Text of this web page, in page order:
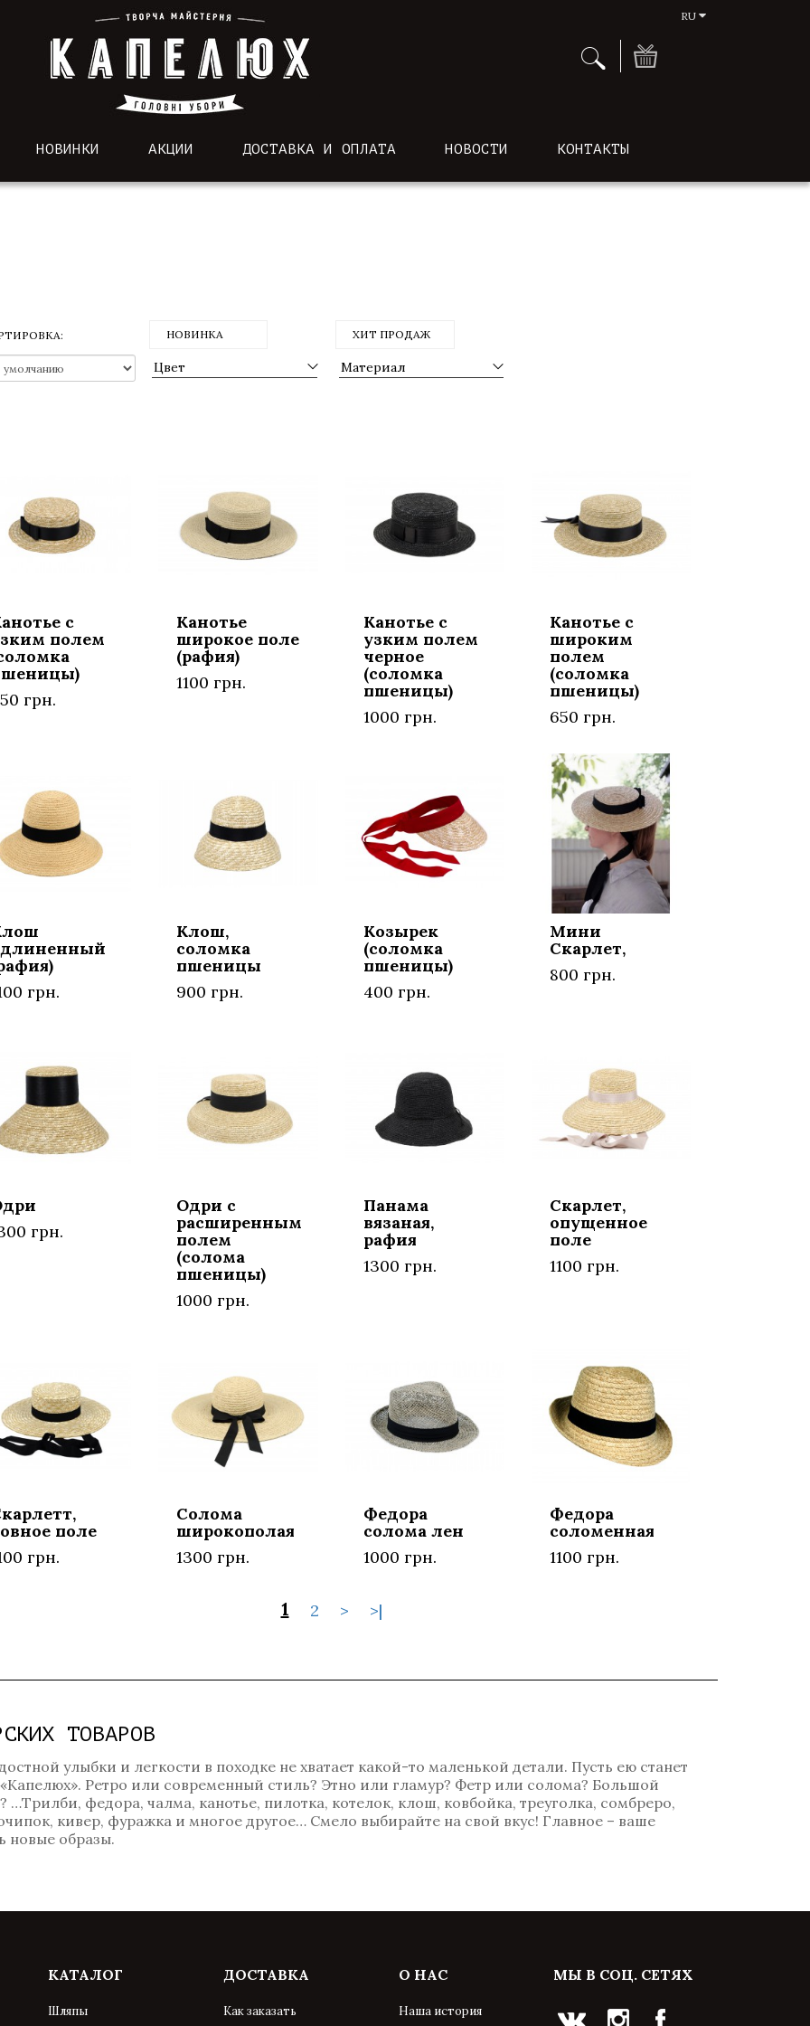
RU
НОВИНКИ АКЦИИ ДОСТАВКА И ОПЛАТА НОВОСТИ КОНТАКТЫ
НОВИНКА ХИТ ПРОДАЖ
Цвет Материал
с
полем
грн.
Канотье
широкое поле
(рафия)
1100 грн.
Канотье с
узким полем
черное
(соломка
пшеницы)
1000 грн.
Канотье с
широким
полем
(соломка
пшеницы)
650 грн.
грн.
Клош,
соломка
пшеницы
900 грн.
Козырек
(соломка
пшеницы)
400 грн.
Мини
Скарлет,
800 грн.
грн.
Одри с
расширенным
полем
(солома
пшеницы)
1000 грн.
Панама
вязаная,
рафия
1300 грн.
Скарлет,
опущенное
поле
1100 грн.
поле
грн.
Солома
широкополая
1300 грн.
Федора
солома лен
1000 грн.
Федора
соломенная
1100 грн.
1 2 > >|
ТОВАРОВ
улыбки и легкости в походке не хватает какой-то маленькой детали. Пусть ею станет
Ретро или современный стиль? Этно или гламур? Фетр или солома? Большой
федора, чалма, канотье, пилотка, котелок, клош, ковбойка, треуголка, сомбреро,
кивер, фуражка и многое другое… Смело выбирайте на свой вкус! Главное – ваше
новые образы.
КАТАЛОГ
Шляпы
ДОСТАВКА
Как заказать
О НАС
Наша история
МЫ В СОЦ. СЕТЯХ